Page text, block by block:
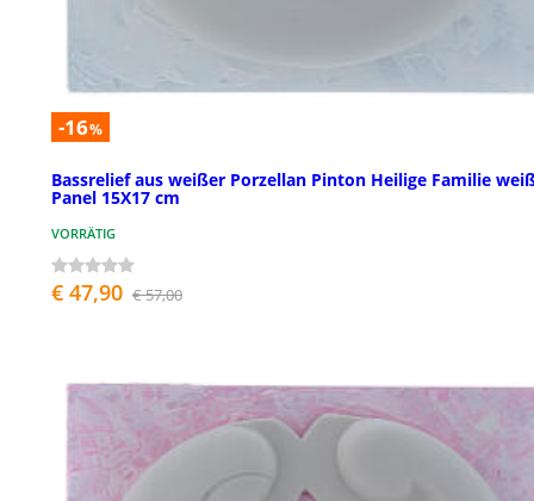
-16%
Bassrelief aus weißer Porzellan Pinton Heilige Familie
Panel 15X17 cm
VORRÄTIG
€ 47,90 € 57,00